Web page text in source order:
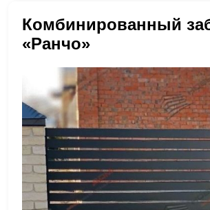
Комбинированный
«Ранчо»